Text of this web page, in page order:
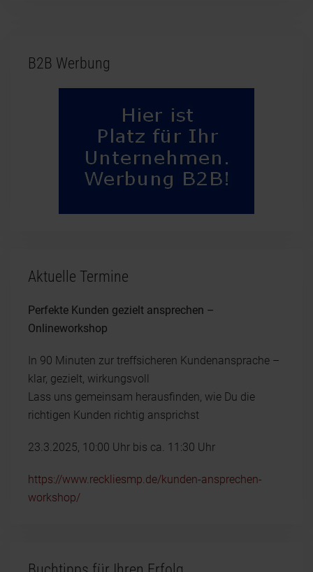
B2B Werbung
Aktuelle Termine
Perfekte Kunden gezielt ansprechen –
Onlineworkshop
In 90 Minuten zur treffsicheren Kundenansprache –
klar, gezielt, wirkungsvoll
Lass uns gemeinsam herausfinden, wie Du die
richtigen Kunden richtig ansprichst
23.3.2025, 10:00 Uhr bis ca. 11:30 Uhr
https://www.reckliesmp.de/kunden-ansprechen-
workshop/